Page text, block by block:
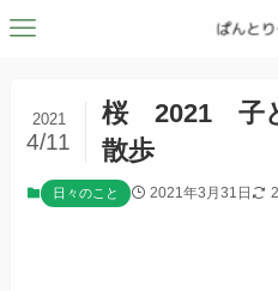
桜 2021 子
散歩
2021
4/11
日々のこと 2021年3月31日